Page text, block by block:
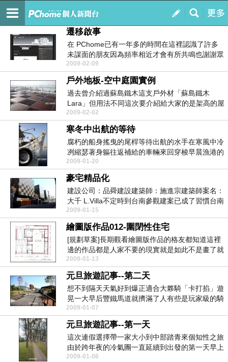
我的
訂閱
C 3方的建築空間
遷移啟事
在 PChome已有一年多的時間在這裡認識了許多
未謀面的朋友因為頻率相近才會有所共鳴也謝謝眾
多潛水客...
2009-02-09
戶外地板-空中庭園實例
過去曾介紹過蘇島鐵木這支戶外材「蘇島鐵木
Lara」但用法不同這次要介紹給大家的是架高的屋
頂平台與花...
2009-02-02
寒冬中出航的等待
腐朽的船身搖曳的尾桿等待出航的水手在寒風中冷
冽縮瑟著身軀往返補給的車輛來回穿梭早晨漁港的
景象是都市人...
2009-01-20
豪宅精品化
建設公司：品舜建設建築師：施進宗建築師案名：
大千 L.Villa不定時到台南參觀建案已成了習慣台南
與...
2009-01-15
繪圖版作品012-圍閉性住宅
[規劃草案]長期觀看繪圖版作品的格友都知道這裡
邊的作品都是人家不要的現實就是如此不是畫了就
有回報的雖...
2009-01-13
元旦旅遊記事--第二天
想不到隔天天氣好到爆正適合大夥騎「卡打掐」遊
晃一大早后豐鐵馬道就擠滿了人有些是玩家級的騎
著自己帶來的...
2009-01-07
元旦旅遊記事--第一天
這次連假選擇帶一家大小到中部踏青來個知性之旅
由於跨年夜的冷氣團一直延續到出發的第一天早上
太陽不太賞臉...
2009-01-06